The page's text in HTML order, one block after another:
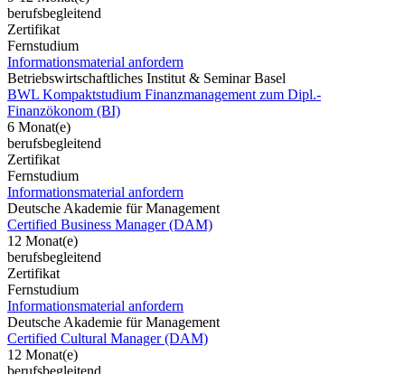
berufsbegleitend
Zertifikat
Fernstudium
Informationsmaterial anfordern
Betriebswirtschaftliches Institut & Seminar Basel
BWL Kompaktstudium Finanzmanagement zum Dipl.-
Finanzökonom (BI)
6 Monat(e)
berufsbegleitend
Zertifikat
Fernstudium
Informationsmaterial anfordern
Deutsche Akademie für Management
Certified Business Manager (DAM)
12 Monat(e)
berufsbegleitend
Zertifikat
Fernstudium
Informationsmaterial anfordern
Deutsche Akademie für Management
Certified Cultural Manager (DAM)
12 Monat(e)
berufsbegleitend